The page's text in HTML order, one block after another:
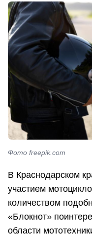
Фото freepik.com
В Краснодарском
участием
количеством
«Блокнот»
области